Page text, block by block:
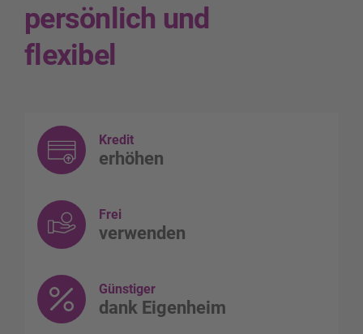
persönlich und
flexibel
Kredit
erhöhen
Frei
verwenden
Günstiger
dank Eigenheim